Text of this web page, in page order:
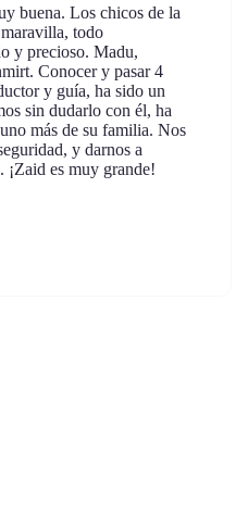
buena. Los chicos de la
todo
y precioso. Madu,
Conocer y pasar 4
y guía, ha sido un
sin dudarlo con él, ha
más de su familia. Nos
y darnos a
¡Zaid es muy grande!